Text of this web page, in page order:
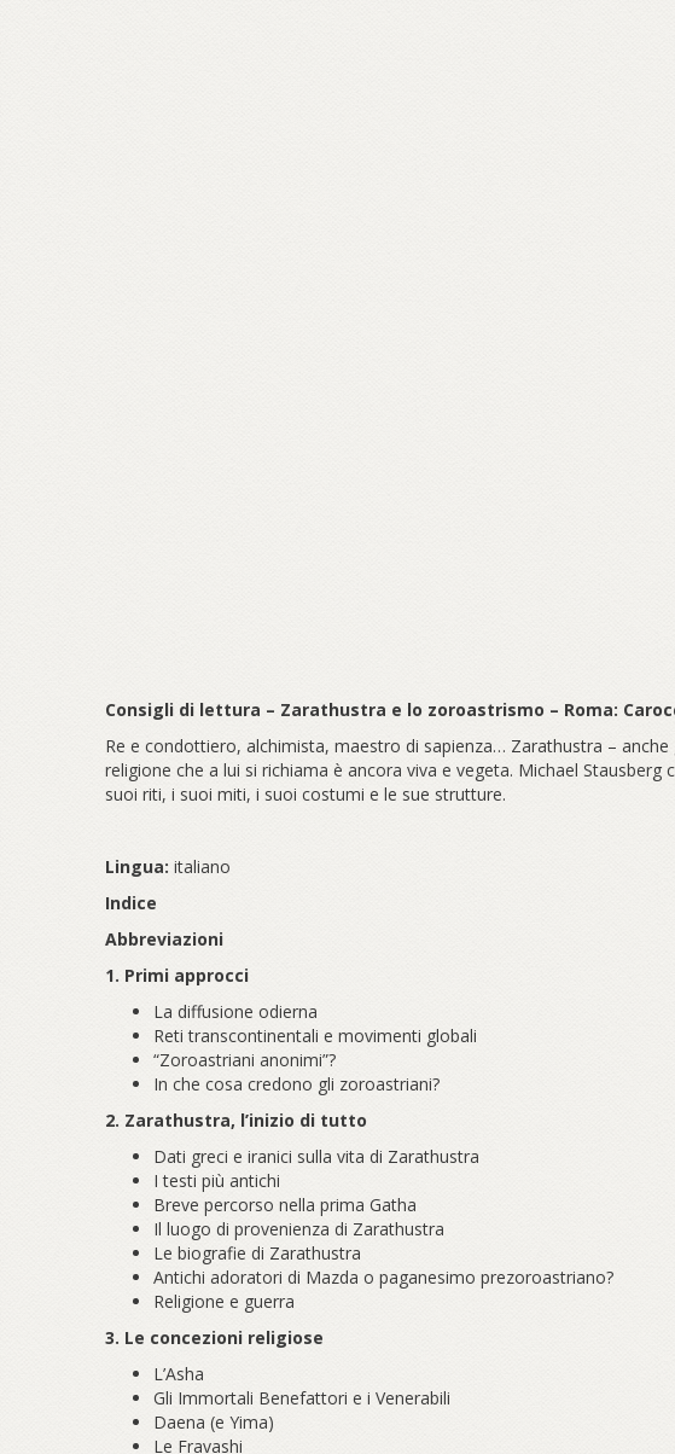
Consigli di lettura – Zarathustra e lo zoroastrismo – Roma:
Re e condottiero, alchimista, maestro di sapienza… Zarathustra –
religione che a lui si richiama è ancora viva e vegeta. Michael
suoi riti, i suoi miti, i suoi costumi e le sue strutture.
Lingua: italiano
Indice
Abbreviazioni
1. Primi approcci
La diffusione odierna
Reti transcontinentali e movimenti globali
“Zoroastriani anonimi”?
In che cosa credono gli zoroastriani?
2. Zarathustra, l’inizio di tutto
Dati greci e iranici sulla vita di Zarathustra
I testi più antichi
Breve percorso nella prima Gatha
Il luogo di provenienza di Zarathustra
Le biografie di Zarathustra
Antichi adoratori di Mazda o paganesimo prezoroastriano?
Religione e guerra
3. Le concezioni religiose
L’Asha
Gli Immortali Benefattori e i Venerabili
Daena (e Yima)
Le Fravashi